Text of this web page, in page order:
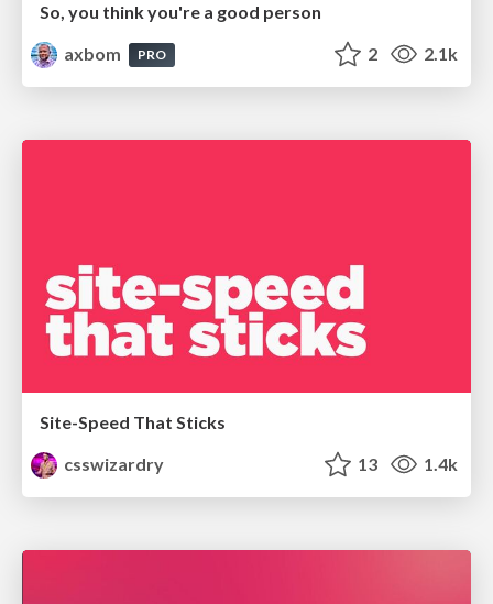
So, you think you're a good person
axbom
PRO 2 2.1k
Site-Speed That Sticks
csswizardry
13 1.4k